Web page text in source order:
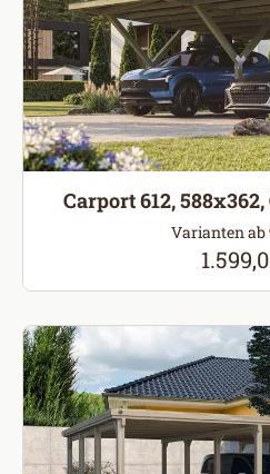
Carport 612,
Varianten ab